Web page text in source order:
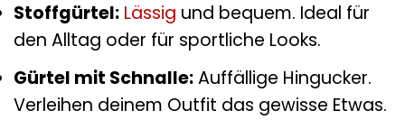
Stoffgürtel: Lässig und bequem. Ideal für
den Alltag oder für sportliche Looks.
Gürtel mit Schnalle:Auffällige Hingucker.
Verleihen deinem Outfit das gewisse Etwas.